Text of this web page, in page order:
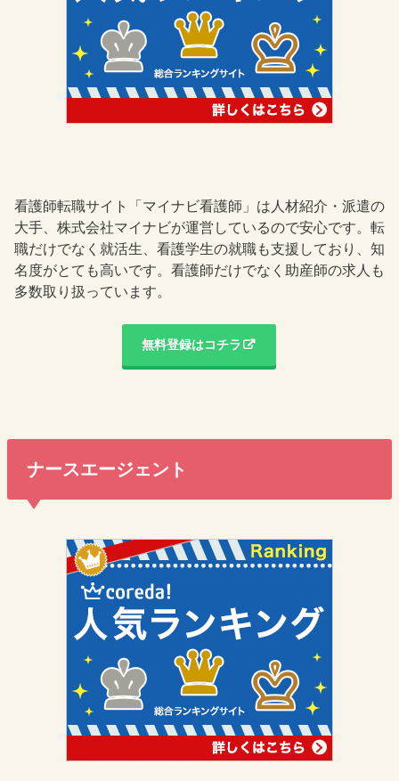
看護師転職サイト「マイナビ看護師」は人材紹介・派遣の
大手、株式会社マイナビが運営しているので安心です。転
職だけでなく就活生、看護学生の就職も支援しており、知
名度がとても高いです。看護師だけでなく助産師の求人も
多数取り扱っています。
無料登録はコチラ
ナースエージェント